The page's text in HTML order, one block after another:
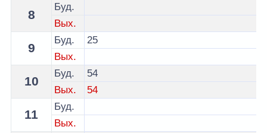
8
Буд.
Вых.
9
Буд.
25
Вых.
10
Буд.
54
Вых.
54
11
Буд.
Вых.